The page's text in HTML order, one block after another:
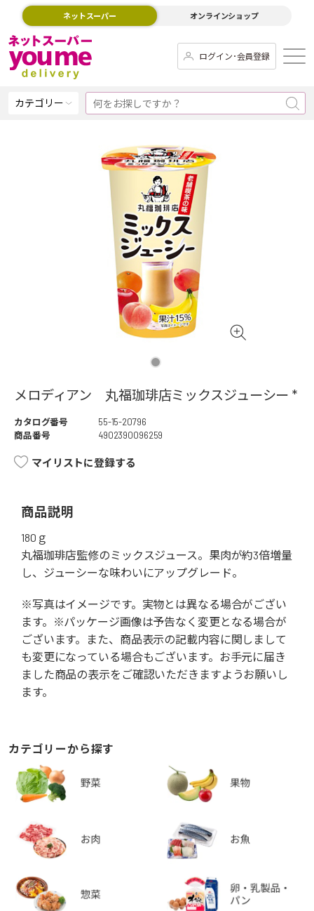
ネットスーパー オンラインショップ
ログイン･会員登録
カテゴリー
メロディアン 丸福珈琲店ミックスジューシー *
カタログ番号
55-15-20796
商品番号
4902390096259
マイリストに登録する
商品説明
180ｇ
丸福珈琲店監修のミックスジュース。果肉が約3倍増量
し、ジューシーな味わいにアップグレード。
※写真はイメージです。実物とは異なる場合がござい
ます。※パッケージ画像は予告なく変更となる場合が
ございます。また、商品表示の記載内容に関しまして
も変更になっている場合もございます。お手元に届き
ました商品の表示をご確認いただきますようお願いし
ます。
カテゴリーから探す